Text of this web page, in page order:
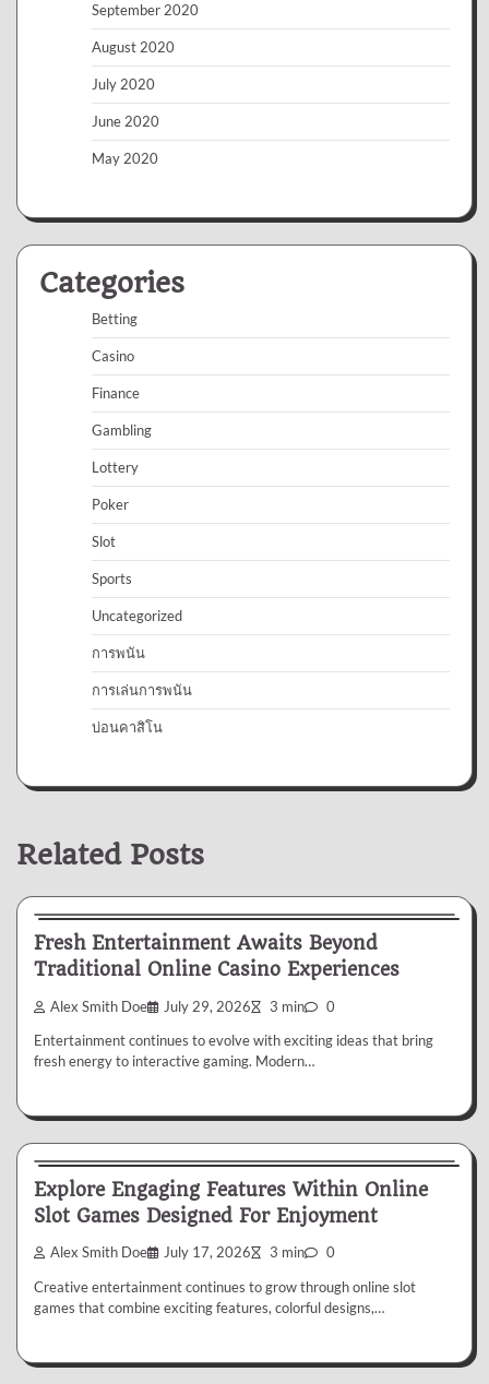
September 2020
August 2020
July 2020
June 2020
May 2020
Categories
Betting
Casino
Finance
Gambling
Lottery
Poker
Slot
Sports
Uncategorized
การพนัน
การเล่นการพนัน
บ่อนคาสิโน
Related Posts
Fresh Entertainment Awaits Beyond
Traditional Online Casino Experiences
Alex Smith Doe July 29, 2026 3 min 0
Entertainment continues to evolve with exciting ideas that bring
fresh energy to interactive gaming. Modern…
Explore Engaging Features Within Online
Slot Games Designed For Enjoyment
Alex Smith Doe July 17, 2026 3 min 0
Creative entertainment continues to grow through online slot
games that combine exciting features, colorful designs,…